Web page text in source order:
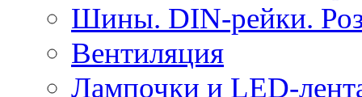
Шины. DIN-рейки.
Вентиляция
Лампочки и LED-